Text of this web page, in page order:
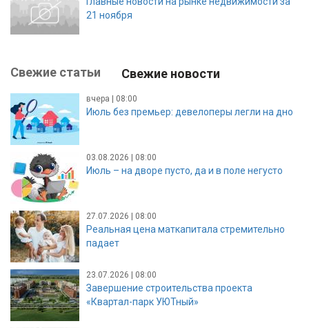
21 ноября
Свежие статьи Свежие новости
вчера | 08:00
Июль без премьер: девелоперы легли на дно
03.08.2026 | 08:00
Июль – на дворе пусто, да и в поле негусто
27.07.2026 | 08:00
Реальная цена маткапитала стремительно
падает
23.07.2026 | 08:00
Завершение строительства проекта
«Квартал-парк УЮТный»